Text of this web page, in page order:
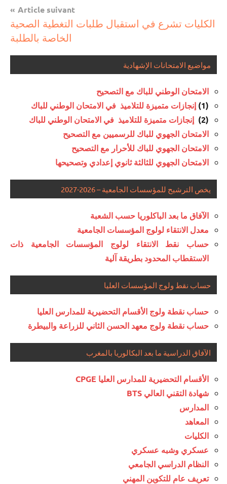
Article suivant
الكليات تشرع في استقبال طلبات التغطية الصحية
الخاصة بالطلبة
مواضيع الامتحانات الإشهادية
الامتحان الوطني للباك مع التصحيح
(1)
إنجازات متميزة للتلاميذ في الامتحان الوطني للباك
(2)
إنجازات متميزة للتلاميذ في الامتحان الوطني للباك
الامتحان الجهوي للباك للرسميين مع التصحيح
الامتحان الجهوي للباك للأحرار مع التصحيح
الامتحان الجهوي للثالثة ثانوي إعدادي وتصحيحها
يخص الترشيح للمؤسسات الجامعية – 2026-2027
الآفاق ما بعد الباكلوريا حسب الشعبة
معدل الانتقاء لولوج المؤسسات الجامعية
حساب نقط الانتقاء لولوج المؤسسات الجامعية ذات
الاستقطاب المحدود بطريقة آلية
حساب نقط ولوج المؤسسات العليا
حساب نقطة ولوج الأقسام التحضيرية للمدارس العليا
حساب نقطة ولوج معهد الحسن الثاني للزراعة والبيطرة
الآفاق الدراسية ما بعد البكالوريا بالمغرب
الأقسام التحضيرية للمدارس العليا CPGE
شهادة التقني العالي BTS
المدارس
المعاهد
الكليات
عسكري وشبه عسكري
النظام الدراسي الجامعي
تعريف عام للتكوين المهني